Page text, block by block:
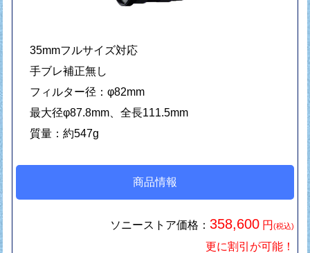
35mmフルサイズ対応
手ブレ補正無し
フィルター径：φ82mm
最大径φ87.8mm、全長111.5mm
質量：約547g
商品情報
ソニーストア価格：358,600 円(税込)
更に割引が可能！